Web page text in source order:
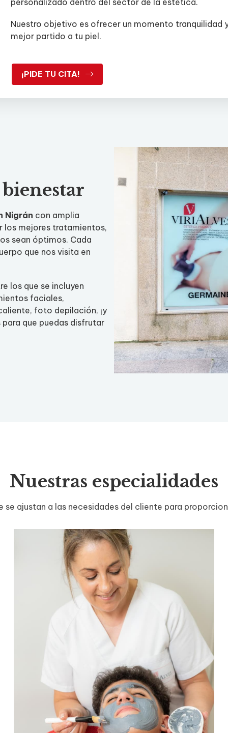
personalizado dentro del sector de la estética.
Nuestro objetivo es ofrecer un momento
mejor partido a tu piel.
¡PIDE TU CITA!
Nigrán con amplia
los mejores tratamientos,
sean óptimos. Cada
que nos visita en
los que se incluyen
faciales,
foto depilación, ¡y
que puedas disfrutar
Nuestras especialidades
se ajustan a las necesidades del cliente para